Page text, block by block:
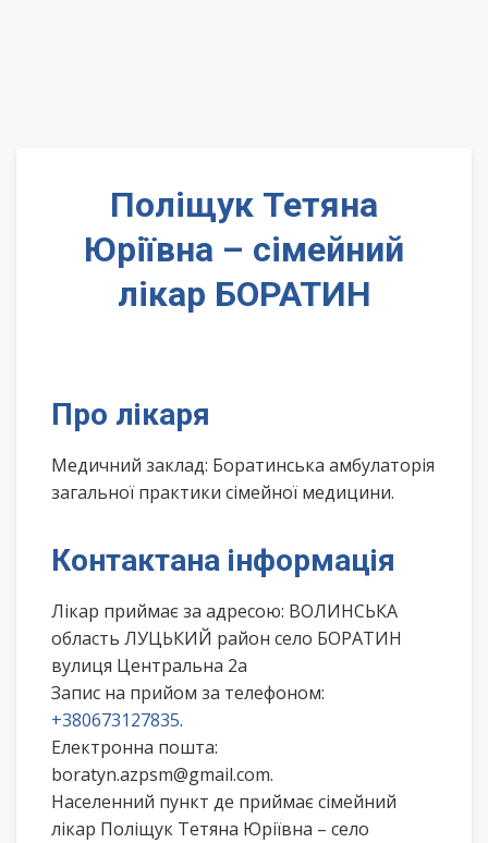
Поліщук Тетяна
Юріївна – сімейний
лікар БОРАТИН
Про лікаря
Медичний заклад: Боратинська амбулаторія
загальної практики сімейної медицини.
Контактана інформація
Лікар приймає за адресою: ВОЛИНСЬКА
область ЛУЦЬКИЙ район село БОРАТИН
вулиця Центральна 2а
Запис на прийом за телефоном:
+380673127835.
Електронна пошта:
boratyn.azpsm@gmail.com.
Населенний пункт де приймає сімейний
лікар Поліщук Тетяна Юріївна – село